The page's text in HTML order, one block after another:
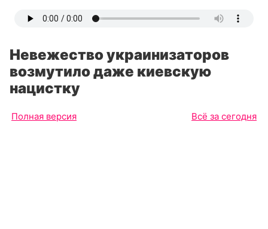
Невежество украинизаторов
возмутило даже киевскую
нацистку
Полная версия Всё за сегодня